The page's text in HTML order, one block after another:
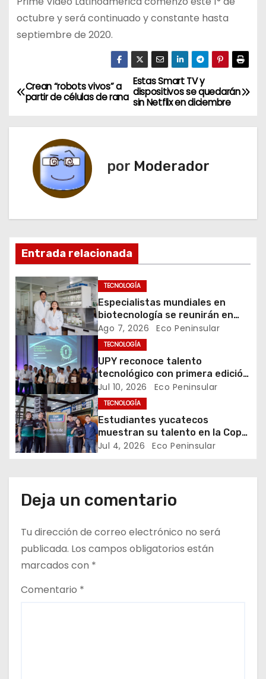
octubre y será continuado y constante hasta
septiembre de 2020.
N
c
i
ó
n
d
e
e
n
t
d
a
s
Estas Smart TV y
dispositivos se quedarán
sin Netflix en diciembre
Crean “robots vivos” a
partir de células de rana
por Moderador
Entrada relacionada
TECNOLOGÍA
Especialistas mundiales en
biotecnología se reunirán en
Yucatán
Ago 7, 2026 Eco Peninsular
TECNOLOGÍA
UPY reconoce talento
tecnológico con primera edición
de los Tech Awards
Jul 10, 2026 Eco Peninsular
TECNOLOGÍA
Estudiantes yucatecos
muestran su talento en la Copa
FutBotMx 2026
Jul 4, 2026 Eco Peninsular
Deja un comentario
Tu dirección de correo electrónico no será
publicada. Los campos obligatorios están
marcados con *
Comentario *